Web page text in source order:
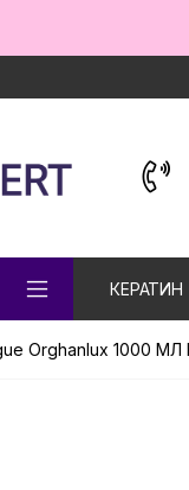
КЕРАТИН
Orghanlux 1000 МЛ